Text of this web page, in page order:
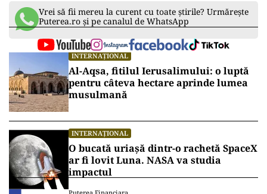
Vrei să fii mereu la curent cu toate știrile? Urmărește
Puterea.ro și pe canalul de WhatsApp
INTERNAȚIONAL
Al-Aqsa, fitilul Ierusalimului: o luptă
pentru câteva hectare aprinde lumea
musulmană
INTERNAȚIONAL
O bucată uriașă dintr-o rachetă SpaceX
ar fi lovit Luna. NASA va studia
impactul